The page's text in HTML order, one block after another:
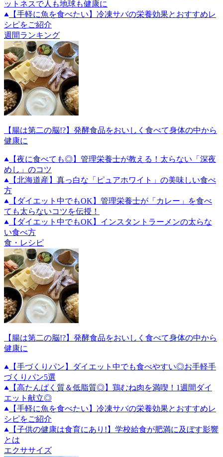
ットネスで人も地球も健康に
【手軽に魚を食べたい】冷凍サバの栄養効果とおすすめレ
シピをご紹介
週間ランキング
【腸は第二の脳!?】発酵食品をおいしく食べて身体の中から
健康に
【夜に食べても◎】管理栄養士が教える！太らない「深夜
めし」のコツ
【北海道産】真っ白な「ピュアホワイト」の美味しい食べ
方
【ダイエット中でもOK】管理栄養士が「カレー」を食べ
ても太らないコツを伝授！
【ダイエット中でもOK】インスタントラーメンの太らな
い食べ方
食・レシピ
【腸は第二の脳!?】発酵食品をおいしく食べて身体の中から
健康に
【手づくりパン】ダイエット中でも食べやすい◎お手軽手
づくりパン5選
【高たんぱく質＆低脂質◎】鶏むね肉を満喫！1週間ダイ
エット献立◎
【手軽に魚を食べたい】冷凍サバの栄養効果とおすすめレ
シピをご紹介
【子供の健康は食育にあり!】学校給食が肥満に及ぼす影響
とは
エクササイズ